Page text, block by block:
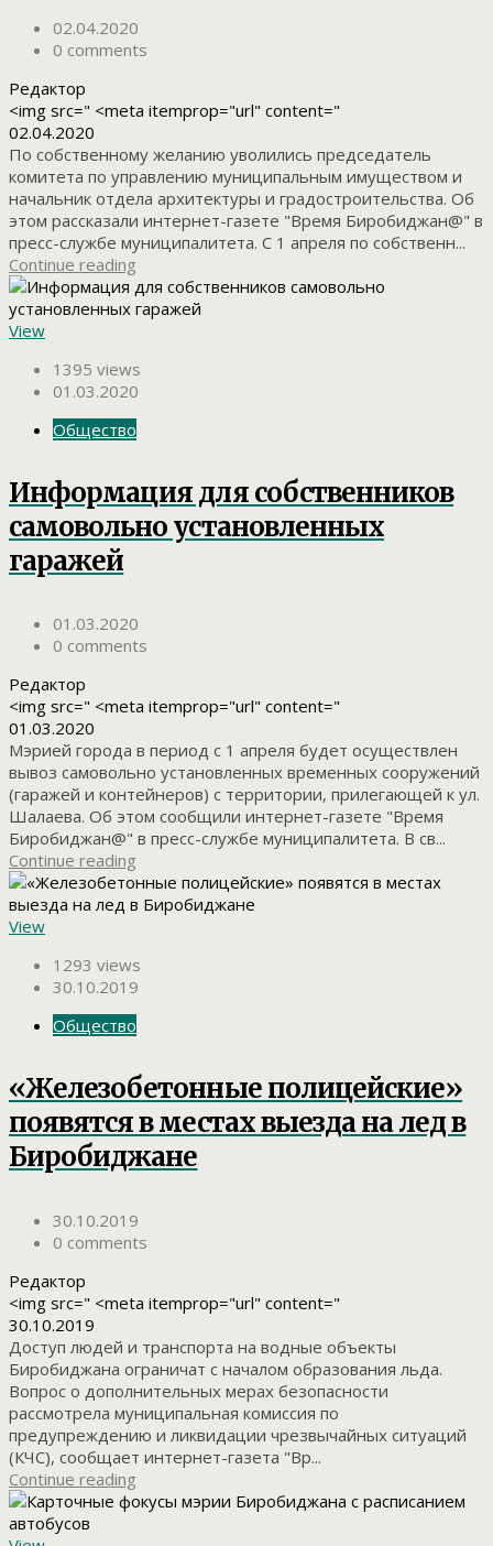
02.04.2020
0 comments
Редактор
<img src=" <meta itemprop="url" content="
02.04.2020
По собственному желанию уволились председатель
комитета по управлению муниципальным имуществом и
начальник отдела архитектуры и градостроительства. Об
этом рассказали интернет-газете "Время Биробиджан@" в
пресс-службе муниципалитета. С 1 апреля по собственн...
Continue reading
View
1395 views
01.03.2020
Общество
Информация для собственников
самовольно установленных
гаражей
01.03.2020
0 comments
Редактор
<img src=" <meta itemprop="url" content="
01.03.2020
Мэрией города в период с 1 апреля будет осуществлен
вывоз самовольно установленных временных сооружений
(гаражей и контейнеров) с территории, прилегающей к ул.
Шалаева. Об этом сообщили интернет-газете "Время
Биробиджан@" в пресс-службе муниципалитета. В св...
Continue reading
View
1293 views
30.10.2019
Общество
«Железобетонные полицейские»
появятся в местах выезда на лед в
Биробиджане
30.10.2019
0 comments
Редактор
<img src=" <meta itemprop="url" content="
30.10.2019
Доступ людей и транспорта на водные объекты
Биробиджана ограничат с началом образования льда.
Вопрос о дополнительных мерах безопасности
рассмотрела муниципальная комиссия по
предупреждению и ликвидации чрезвычайных ситуаций
(КЧС), сообщает интернет-газета "Вр...
Continue reading